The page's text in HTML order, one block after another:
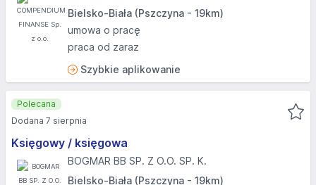
Bielsko-Biała (Pszczyna - 19km)
umowa o pracę
praca od zaraz
Szybkie aplikowanie
Księgowy / księgowa
BOGMAR BB SP. Z O.O. SP. K.
Bielsko-Biała (Pszczyna - 19km)
Polecana
Dodana 7 sierpnia